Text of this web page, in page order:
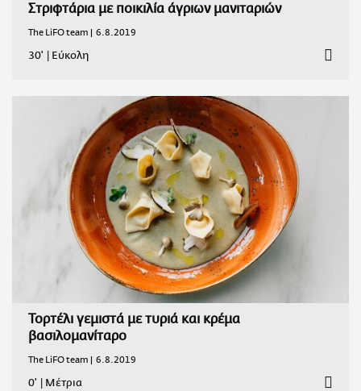
Στριφτάρια με ποικιλία άγριων μανιταριών
The LiFO team | 6.8.2019
30' Εύκολη
Τορτέλι γεμιστά με τυριά και κρέμα
βασιλομανίταρο
The LiFO team | 6.8.2019
0' Μέτρια